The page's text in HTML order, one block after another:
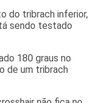
do tribrach inferior,
sendo testado
180 graus no
de um tribrach